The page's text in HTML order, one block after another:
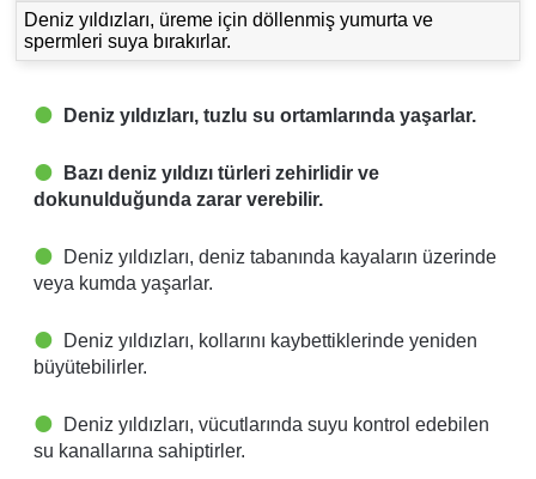
Deniz yıldızları, üreme için döllenmiş yumurta ve
spermleri suya bırakırlar.
Deniz yıldızları, tuzlu su ortamlarında yaşarlar.
Bazı deniz yıldızı türleri zehirlidir ve
dokunulduğunda zarar verebilir.
Deniz yıldızları, deniz tabanında kayaların üzerinde
veya kumda yaşarlar.
Deniz yıldızları, kollarını kaybettiklerinde yeniden
büyütebilirler.
Deniz yıldızları, vücutlarında suyu kontrol edebilen
su kanallarına sahiptirler.